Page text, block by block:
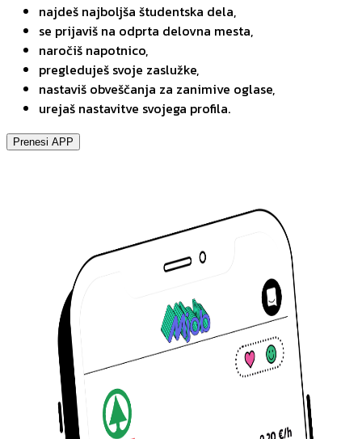
najdeš najboljša študentska dela,
se prijaviš na odprta delovna mesta,
naročiš napotnico,
pregleduješ svoje zaslužke,
nastaviš obveščanja za zanimive oglase,
urejaš nastavitve svojega profila.
Prenesi APP